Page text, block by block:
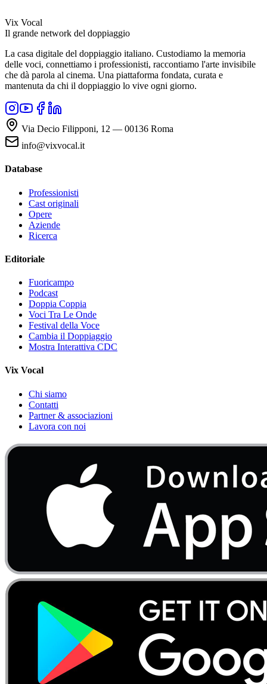
Vix Vocal
Il grande network del doppiaggio
La casa digitale del doppiaggio italiano. Custodiamo la memoria
delle voci, connettiamo i professionisti, raccontiamo l'arte invisibile
che dà parola al cinema. Una piattaforma fondata, curata e
mantenuta da chi il doppiaggio lo vive ogni giorno.
Via Decio Filipponi, 12 — 00136 Roma
info@vixvocal.it
Database
Professionisti
Cast originali
Opere
Aziende
Ricerca
Editoriale
Fuoricampo
Podcast
Doppia Coppia
Voci Tra Le Onde
Festival della Voce
Cambia il Doppiaggio
Mostra Interattiva CDC
Vix Vocal
Chi siamo
Contatti
Partner & associazioni
Lavora con noi